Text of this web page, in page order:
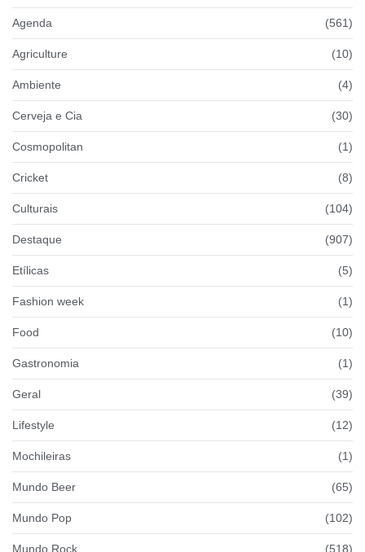
Agenda (561)
Agriculture (10)
Ambiente (4)
Cerveja e Cia (30)
Cosmopolitan (1)
Cricket (8)
Culturais (104)
Destaque (907)
Etílicas (5)
Fashion week (1)
Food (10)
Gastronomia (1)
Geral (39)
Lifestyle (12)
Mochileiras (1)
Mundo Beer (65)
Mundo Pop (102)
Mundo Rock (518)